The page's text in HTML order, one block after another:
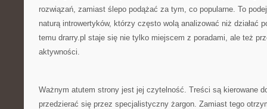
rozwiązań, zamiast ślepo podążać za tym, co popularne. To
naturą introwertyków, którzy często wolą analizować niż działać
temu drarry.pl staje się nie tylko miejscem z poradami, ale też
aktywności.
Ważnym atutem strony jest jej czytelność. Treści są kierowane
przedzierać się przez specjalistyczny żargon. Zamiast tego